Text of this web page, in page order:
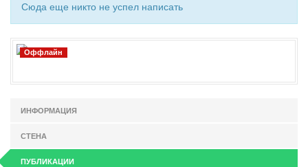
Сюда еще никто не успел написать
Оффлайн
ИНФОРМАЦИЯ
СТЕНА
ПУБЛИКАЦИИ